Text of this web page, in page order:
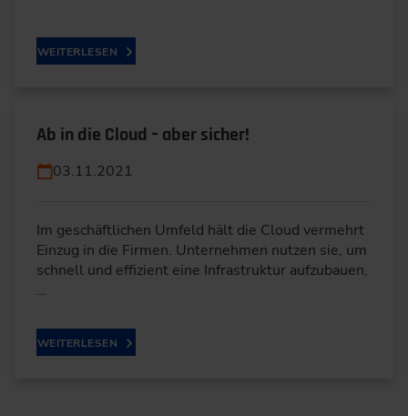
WEITERLESEN
Ab in die Cloud – aber sicher!
03.11.2021
Im geschäftlichen Umfeld hält die Cloud vermehrt
Einzug in die Firmen. Unternehmen nutzen sie, um
schnell und effizient eine Infrastruktur aufzubauen,
…
WEITERLESEN